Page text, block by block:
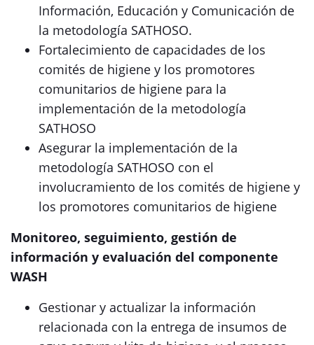
Información, Educación y Comunicación de
la metodología SATHOSO.
Fortalecimiento de capacidades de los
comités de higiene y los promotores
comunitarios de higiene para la
implementación de la metodología
SATHOSO
Asegurar la implementación de la
metodología SATHOSO con el
involucramiento de los comités de higiene y
los promotores comunitarios de higiene
Monitoreo, seguimiento, gestión de
información y evaluación del componente
WASH
Gestionar y actualizar la información
relacionada con la entrega de insumos de